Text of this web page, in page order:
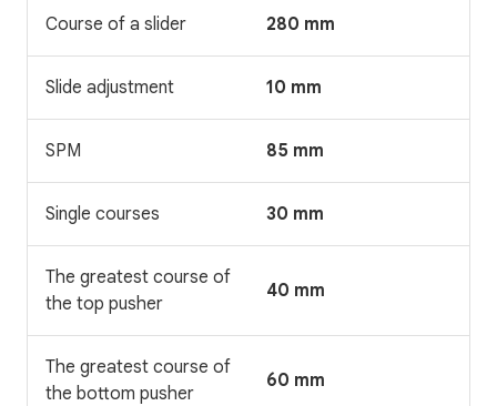
Course of a slider 280 mm
Slide adjustment 10 mm
SPM 85 mm
Single courses 30 mm
The greatest course of
the top pusher
40 mm
The greatest course of
the bottom pusher
60 mm